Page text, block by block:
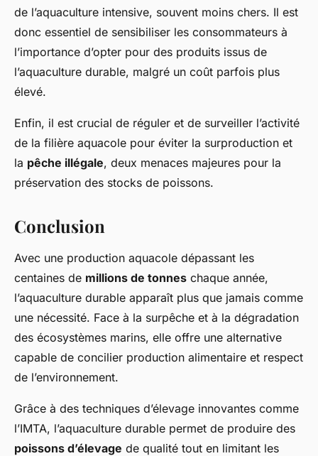
de l’aquaculture intensive, souvent moins chers. Il est
donc essentiel de sensibiliser les consommateurs à
l’importance d’opter pour des produits issus de
l’aquaculture durable, malgré un coût parfois plus
élevé.
Enfin, il est crucial de réguler et de surveiller l’activité
de la filière aquacole pour éviter la surproduction et
la pêche illégale, deux menaces majeures pour la
préservation des stocks de poissons.
Conclusion
Avec une production aquacole dépassant les
centaines de millions de tonnes chaque année,
l’aquaculture durable apparaît plus que jamais comme
une nécessité. Face à la surpêche et à la dégradation
des écosystèmes marins, elle offre une alternative
capable de concilier production alimentaire et respect
de l’environnement.
Grâce à des techniques d’élevage innovantes comme
l’IMTA, l’aquaculture durable permet de produire des
poissons d’élevage de qualité tout en limitant les